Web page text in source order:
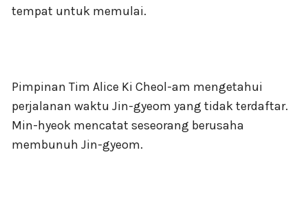
tempat untuk memulai.
Pimpinan Tim Alice Ki Cheol-am mengetahui
perjalanan waktu Jin-gyeom yang tidak terdaftar.
Min-hyeok mencatat seseorang berusaha
membunuh Jin-gyeom.